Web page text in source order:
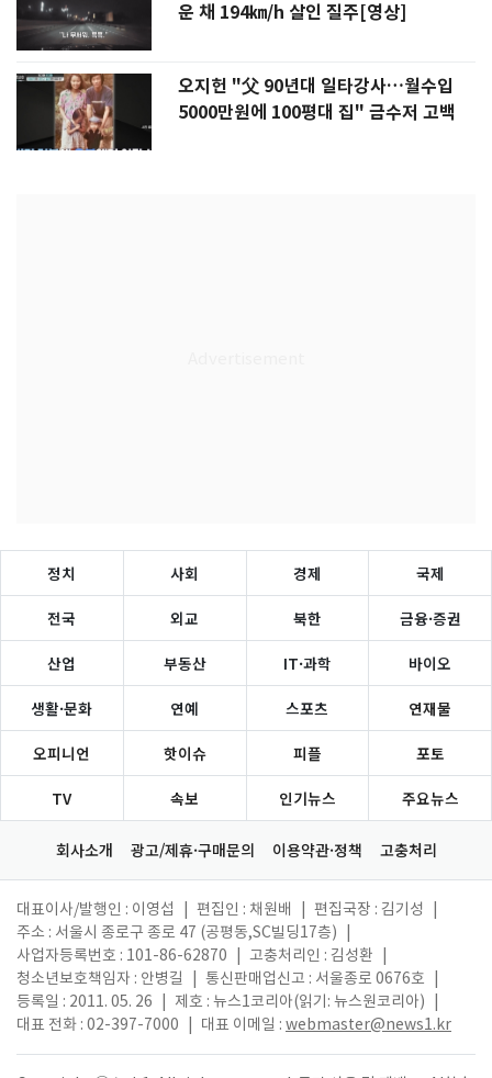
운 채 194㎞/h 살인 질주[영상]
오지헌 "父 90년대 일타강사…월수입
5000만원에 100평대 집" 금수저 고백
정치 사회 경제 국제
전국 외교 북한 금융·증권
산업 부동산 IT·과학 바이오
생활·문화 연예 스포츠 연재물
오피니언 핫이슈 피플 포토
TV 속보 인기뉴스 주요뉴스
회사소개 광고/제휴·구매문의 이용약관·정책 고충처리
대표이사/발행인 : 이영섭 편집인 : 채원배 편집국장 : 김기성
주소 : 서울시 종로구 종로 47 (공평동,SC빌딩17층)
사업자등록번호 : 101-86-62870
고충처리인 : 김성환
청소년보호책임자 : 안병길
통신판매업신고 : 서울종로 0676호
등록일 : 2011. 05. 26
제호 : 뉴스1코리아(읽기: 뉴스원코리아)
대표 전화 : 02-397-7000
대표 이메일 : webmaster@news1.kr